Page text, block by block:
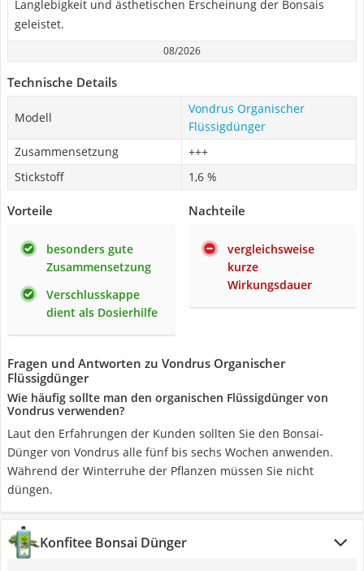
Langlebigkeit und ästhetischen Erscheinung der Bonsais
geleistet.
08/2026
Technische Details
Modell
Vondrus Organischer
Flüssigdünger
Zusammensetzung
+++
Stickstoff
1,6 %
Vorteile
besonders gute
Zusammensetzung
Verschlusskappe
dient als Dosierhilfe
Nachteile
vergleichsweise
kurze
Wirkungsdauer
Fragen und Antworten zu Vondrus Organischer
Flüssigdünger
Wie häufig sollte man den organischen Flüssigdünger von
Vondrus verwenden?
Laut den Erfahrungen der Kunden sollten Sie den Bonsai-
Dünger von Vondrus alle fünf bis sechs Wochen anwenden.
Während der Winterruhe der Pflanzen müssen Sie nicht
düngen.
Konfitee Bonsai Dünger